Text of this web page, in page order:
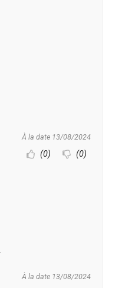
À la date 13/08/2024
(0) (0)
À la date 13/08/2024